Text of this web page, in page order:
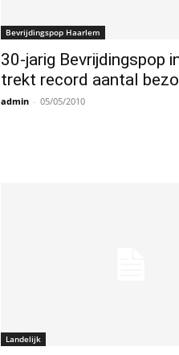
Bevrijdingspop Haarlem
30-jarig Bevrijdingspop
trekt record aantal
admin - 05/05/2010
Landelijk